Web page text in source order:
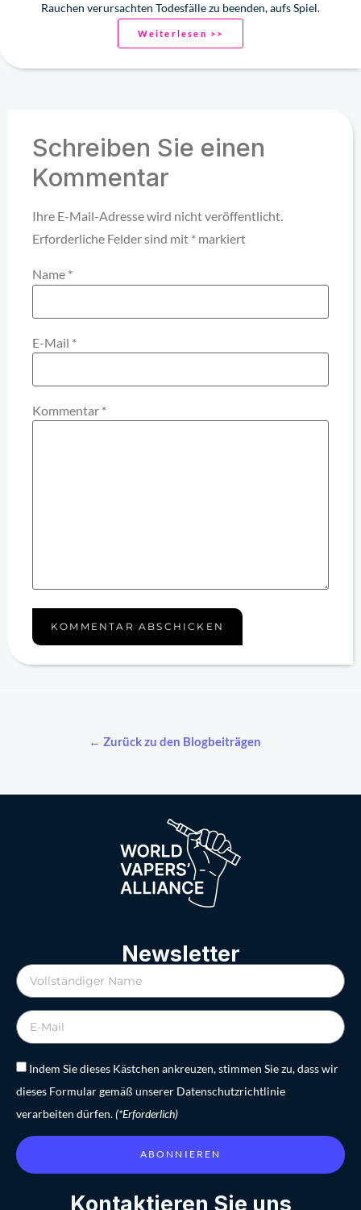
Rauchen verursachten Todesfälle zu beenden, aufs Spiel.
Weiterlesen >>
Schreiben Sie einen
Kommentar
Ihre E-Mail-Adresse wird nicht veröffentlicht.
Erforderliche Felder sind mit * markiert
Name *
E-Mail *
Kommentar *
← Zurück zu den Blogbeiträgen
Newsletter
Indem Sie dieses Kästchen ankreuzen, stimmen Sie zu, dass wir
dieses Formular gemäß unserer Datenschutzrichtlinie
verarbeiten dürfen.(*Erforderlich)
ABONNIEREN
Kontaktieren Sie uns